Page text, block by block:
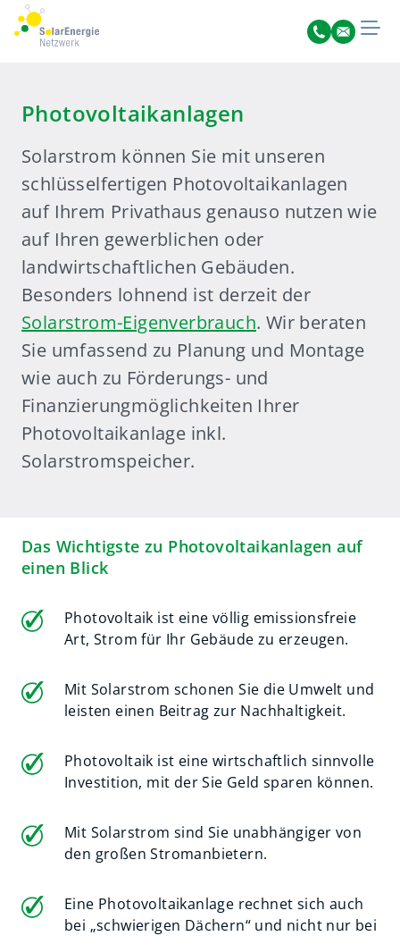
Photovoltaikanlagen
Solarstrom können Sie mit unseren
schlüsselfertigen Photovoltaikanlagen
auf Ihrem Privathaus genauso nutzen wie
auf Ihren gewerblichen oder
landwirtschaftlichen Gebäuden.
Besonders lohnend ist derzeit der
Solarstrom-Eigenverbrauch. Wir beraten
Sie umfassend zu Planung und Montage
wie auch zu Förderungs- und
Finanzierungmöglichkeiten Ihrer
Photovoltaikanlage inkl.
Solarstromspeicher.
Das Wichtigste zu Photovoltaikanlagen auf
einen Blick
Photovoltaik ist eine völlig emissionsfreie
Art, Strom für Ihr Gebäude zu erzeugen.
Mit Solarstrom schonen Sie die Umwelt und
leisten einen Beitrag zur Nachhaltigkeit.
Photovoltaik ist eine wirtschaftlich sinnvolle
Investition, mit der Sie Geld sparen können.
Mit Solarstrom sind Sie unabhängiger von
den großen Stromanbietern.
Eine Photovoltaikanlage rechnet sich auch
bei „schwierigen Dächern“ und nicht nur bei